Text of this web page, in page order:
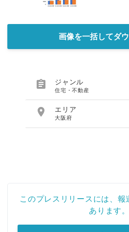
画像を一括してダ
 ジャンル
住宅・不動産
 エリア
大阪府
このプレスリリースには、報
あります。